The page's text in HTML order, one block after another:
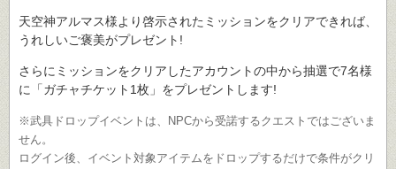
天空神アルマス様より啓示されたミッションをクリアできれば、
うれしいご褒美がプレゼント!
さらにミッションをクリアしたアカウントの中から抽選で7名様
に「ガチャチケット1枚」をプレゼントします!
※武具ドロップイベントは、NPCから受諾するクエストではございま
せん。
ログイン後、イベント対象アイテムをドロップするだけで条件がクリ